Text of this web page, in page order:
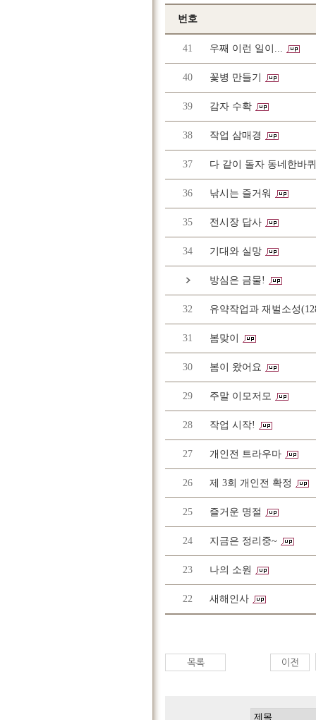
번호
41 우째 이런 일이...
40 꽃병 만들기
39 감자 수확
38 작업 삼매경
37 다 같이 돌자 동네한바
36 낚시는 즐거워
35 전시장 답사
34 기대와 실망
방심은 금물!
32 유약작업과 재벌소성
31 봄맞이
30 봄이 왔어요
29 주말 이모저모
28 작업 시작!
27 개인전 트라우마
26 제 3회 개인전 확정
25 즐거운 명절
24 지금은 정리중~
23 나의 소원
22 새해인사